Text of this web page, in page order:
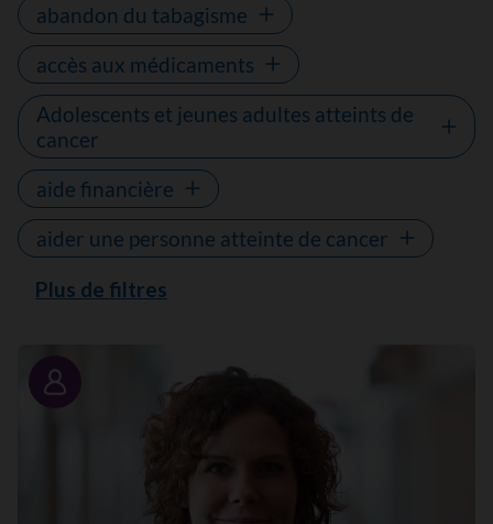
abandon du tabagisme
accès aux médicaments
Adolescents et jeunes adultes atteints de
cancer
aide financière
aider une personne atteinte de cancer
Plus de filtres
Portrait